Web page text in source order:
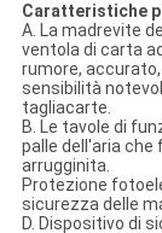
Caratteristiche
A. La madrevite
ventola di carta
rumore,
sensibilità
tagliacarte.
B. Le tavole di
palle dell'aria
arrugginita.
Protezione
sicurezza delle
D. Dispositivo di